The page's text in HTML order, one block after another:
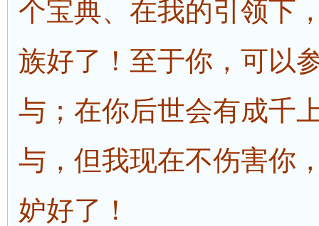
个宝典、在我的引领下
族好了！至于你，可以
与；在你后世会有成千
与，但我现在不伤害你
妒好了！